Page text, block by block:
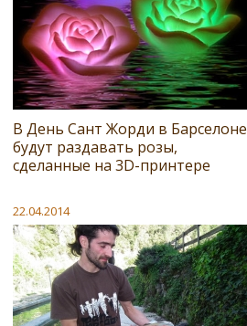
В День Сант Жорди в Барселоне
будут раздавать розы,
сделанные на 3D-принтере
22.04.2014